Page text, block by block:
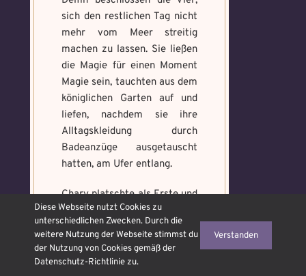
sich den restlichen Tag nicht
mehr vom Meer streitig
machen zu lassen. Sie ließen
die Magie für einen Moment
Magie sein, tauchten aus dem
königlichen Garten auf und
liefen, nachdem sie ihre
Alltagskleidung durch
Badeanzüge ausgetauscht
hatten, am Ufer entlang.
Chary platschte als Erste und
spritzte mit den Beinen, dass
es in alle Richtungen flog. Sie
rief den anderen neckische
Kommentare zu und grinste
Diese Webseite nutzt Cookies zu
unterschiedlichen Zwecken. Durch die
weitere Nutzung der Webseite stimmst du
der Nutzung von Cookies gemäß der
Datenschutz-Richtlinie zu.
Verstanden